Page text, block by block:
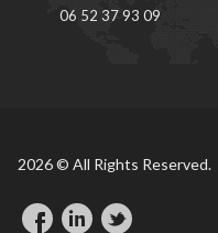
06 52 37 93 09
2026 © All Rights Reserved.